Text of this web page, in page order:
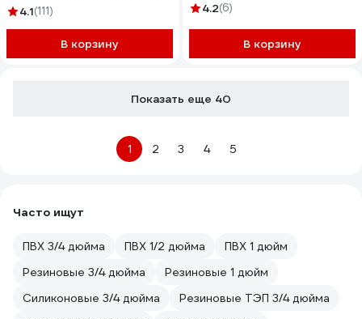
слойный 19 мм 05.023
4.1(111)
В корзину
4.2(6)
В корзину
Показать еще 40
1 2 3 4 5
Часто ищут
ПВХ 3/4 дюйма ПВХ 1/2 дюйма
ПВХ 1 дюйм
Резиновые 3/4 дюйма
Резиновые 1 дюйм
Силиконовые 3/4 дюйма
Резиновые ТЭП 3/4 дюйма